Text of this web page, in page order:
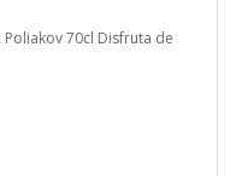
Poliakov 70cl Disfruta de